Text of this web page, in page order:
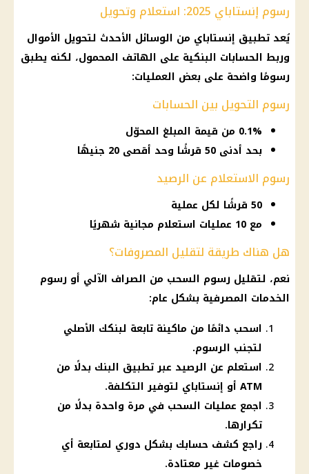
رسوم إنستاباي 2025: استعلام وتحويل
يُعد تطبيق إنستاباي من الوسائل الأحدث لتحويل الأموال
وربط الحسابات البنكية على الهاتف المحمول، لكنه يطبق
رسومًا واضحة على بعض العمليات:
رسوم التحويل بين الحسابات
0.1% من قيمة المبلغ المحوّل
بحد أدنى 50 قرشًا وحد أقصى 20 جنيهًا
رسوم الاستعلام عن الرصيد
50 قرشًا لكل عملية
مع 10 عمليات استعلام مجانية شهريًا
هل هناك طريقة لتقليل المصروفات؟
نعم، لتقليل رسوم السحب من الصراف الآلي أو رسوم
الخدمات المصرفية بشكل عام:
اسحب دائمًا من ماكينة تابعة لبنكك الأصلي
لتجنب الرسوم.
استعلم عن الرصيد عبر تطبيق البنك بدلًا من
ATM أو إنستاباي لتوفير التكلفة.
اجمع عمليات السحب في مرة واحدة بدلًا من
تكرارها.
راجع كشف حسابك بشكل دوري لمتابعة أي
خصومات غير معتادة.